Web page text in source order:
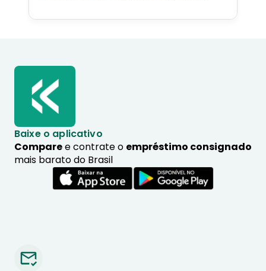
Baixe o aplicativo
Comparee contrate o empréstimo consignado
mais barato do Brasil